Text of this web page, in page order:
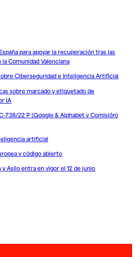
para apoyar la recuperación tras las
Comunidad Valenciana
Ciberseguridad e Inteligencia Artificial
sobre marcado y etiquetado de
IA
738/22 P (Google & Alphabet v Comisión)
artificial
y código abierto
Asilo entra en vigor el 12 de junio